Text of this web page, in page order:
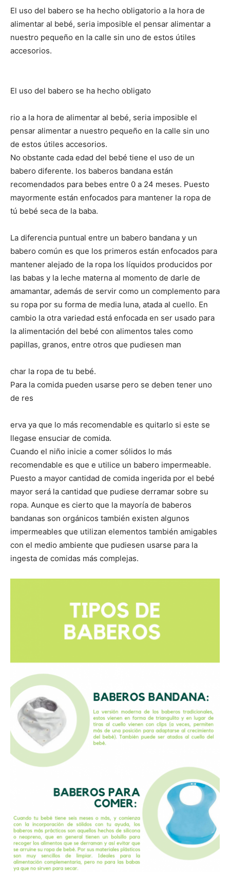
El uso del babero se ha hecho obligatorio a la hora de
alimentar al bebé, seria imposible el pensar alimentar a
nuestro pequeño en la calle sin uno de estos útiles
accesorios.
El uso del babero se ha hecho obligato
rio a la hora de alimentar al bebé, seria imposible el
pensar alimentar a nuestro pequeño en la calle sin uno
de estos útiles accesorios.
No obstante cada edad del bebé tiene el uso de un
babero diferente. los baberos bandana están
recomendados para bebes entre 0 a 24 meses. Puesto
mayormente están enfocados para mantener la ropa de
tú bebé seca de la baba.
La diferencia puntual entre un babero bandana y un
babero común es que los primeros están enfocados para
mantener alejado de la ropa los líquidos producidos por
las babas y la leche materna al momento de darle de
amamantar, además de servir como un complemento para
su ropa por su forma de media luna, atada al cuello. En
cambio la otra variedad está enfocada en ser usado para
la alimentación del bebé con alimentos tales como
papillas, granos, entre otros que pudiesen man
char la ropa de tu bebé.
Para la comida pueden usarse pero se deben tener uno
de res
erva ya que lo más recomendable es quitarlo si este se
llegase ensuciar de comida.
Cuando el niño inicie a comer sólidos lo más
recomendable es que e utilice un babero impermeable.
Puesto a mayor cantidad de comida ingerida por el bebé
mayor será la cantidad que pudiese derramar sobre su
ropa. Aunque es cierto que la mayoría de baberos
bandanas son orgánicos también existen algunos
impermeables que utilizan elementos también amigables
con el medio ambiente que pudiesen usarse para la
ingesta de comidas más complejas.